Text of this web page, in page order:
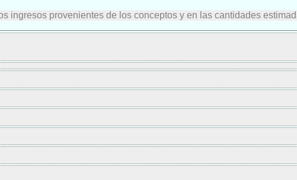
ingresos provenientes de los conceptos y en las cantidades